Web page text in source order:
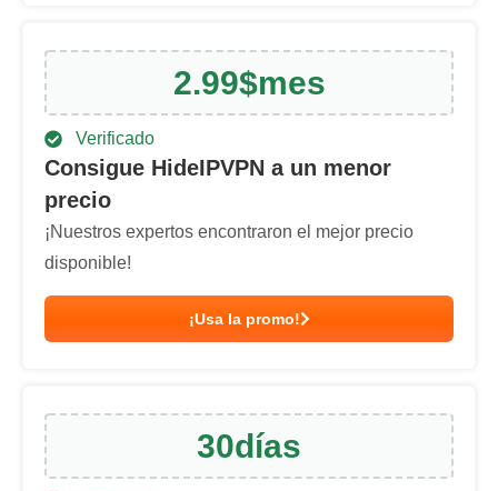
2.99$mes
Verificado
Consigue HideIPVPN a un menor
precio
¡Nuestros expertos encontraron el mejor precio
disponible!
¡Usa la promo!
30días